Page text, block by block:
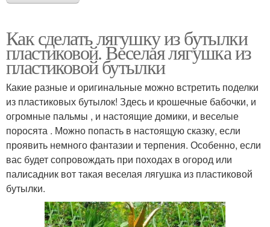
Как сделать лягушку из бутылки
пластиковой. Веселая лягушка из
пластиковой бутылки
Какие разные и оригинальные можно встретить поделки
из пластиковых бутылок! Здесь и крошечные бабочки, и
огромные пальмы , и настоящие домики, и веселые
поросята . Можно попасть в настоящую сказку, если
проявить немного фантазии и терпения. Особенно, если
вас будет сопровождать при походах в огород или
палисадник вот такая веселая лягушка из пластиковой
бутылки.